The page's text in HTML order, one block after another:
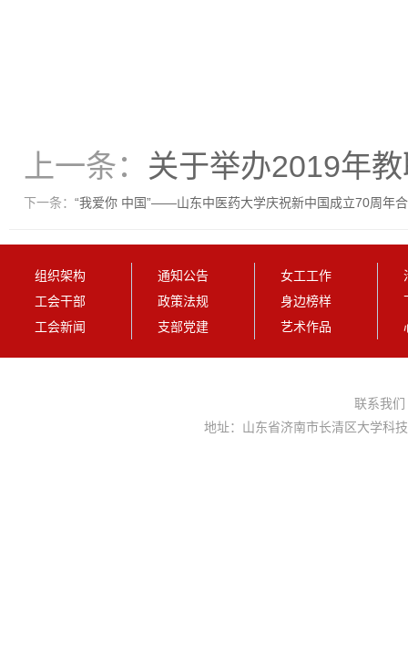
上一条： 关于举办2019年
下一条： “我爱你 中国”——山东中医药大学庆祝新中国成立70周年
组织架构
工会干部
工会新闻
通知公告
政策法规
支部党建
女工工作
身边榜样
艺术作品
联系我们
地址：山东省济南市长清区大学科